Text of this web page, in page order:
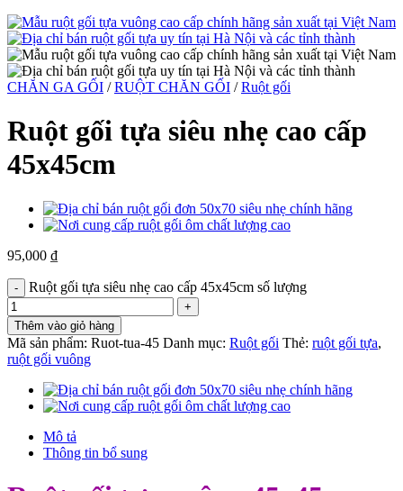
CHĂN GA GỐI / RUỘT CHĂN GỐI / Ruột gối
Ruột gối tựa siêu nhẹ cao cấp
45x45cm
95,000 ₫
Ruột gối tựa siêu nhẹ cao cấp 45x45cm số lượng
Thêm vào giỏ hàng
Mã sản phẩm: Ruot-tua-45 Danh mục: Ruột gối Thẻ: ruột gối tựa,
ruột gối vuông
Mô tả
Thông tin bổ sung